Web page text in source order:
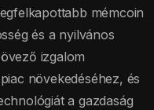
mémcoin
és a nyilvános
izgalom
növekedéséhez, és
a gazdaság